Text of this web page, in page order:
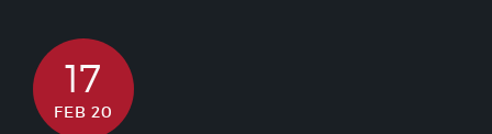
17
FEB 20